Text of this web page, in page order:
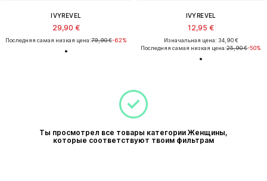
IVYREVEL
29,90 €
Последняя самая низкая цена:79,90 €-62%
IVYREVEL
12,95 €
Изначальная цена: 34,90 €
Последняя самая низкая цена:25,90 €-50%
Ты просмотрел все товары категории Женщины,
которые соответствуют твоим фильтрам